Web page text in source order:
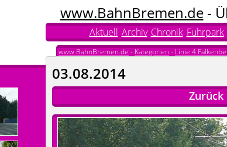
www.BahnBremen.de-
Aktuell Archiv Chronik Fuhrpark
www.BahnBremen.de - Kategorien - Linie 4
03.08.2014
Zurück